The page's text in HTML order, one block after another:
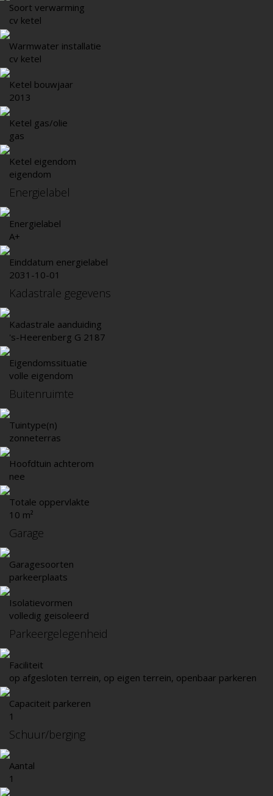
Soort verwarming
cv ketel
Warmwater installatie
cv ketel
Ketel bouwjaar
2013
Ketel gas/olie
gas
Ketel eigendom
eigendom
Energielabel
Energielabel
A+
Einddatum energielabel
2031-10-01
Kadastrale gegevens
Kadastrale aanduiding
's-Heerenberg G 2187
Eigendomssituatie
volle eigendom
Buitenruimte
Tuintype(n)
zonneterras
Hoofdtuin achterom
nee
Totale oppervlakte
10 m²
Garage
Garagesoorten
parkeerplaats
Isolatievormen
volledig geisoleerd
Parkeergelegenheid
Faciliteit
op afgesloten terrein, op eigen terrein, openbaar parkeren
Capaciteit parkeren
1
Schuur/berging
Aantal
1